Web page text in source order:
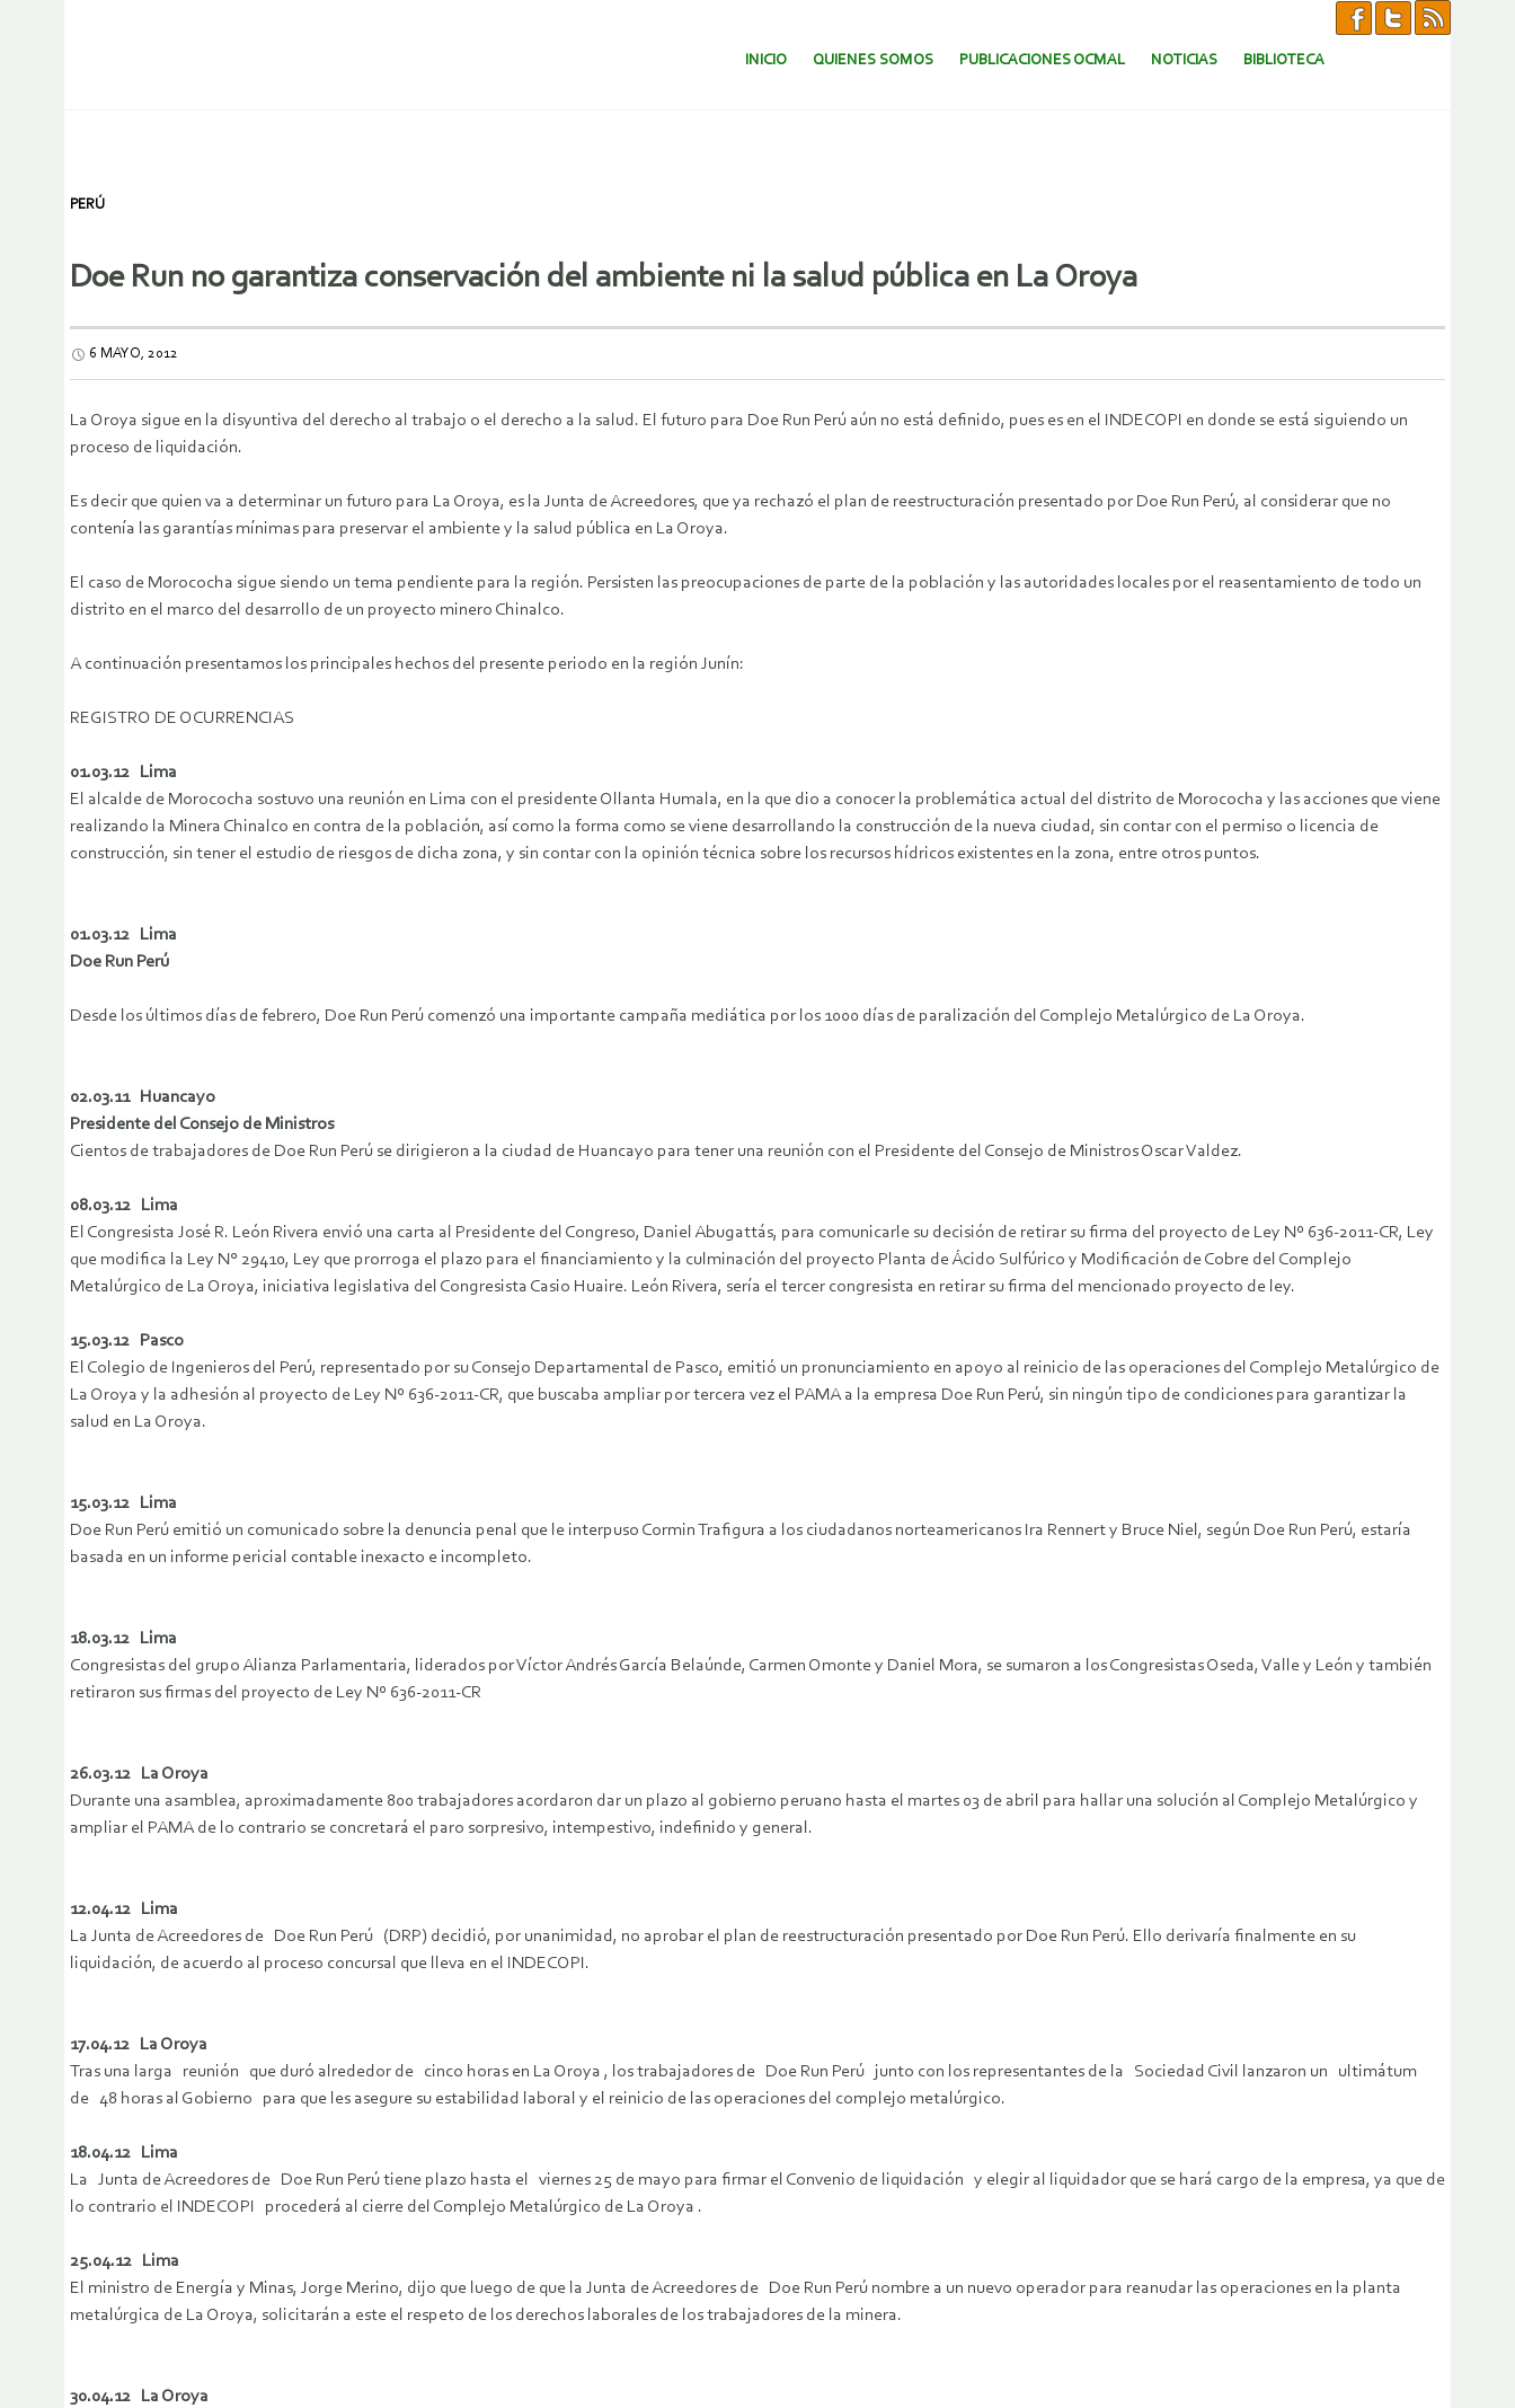
SALTAR AL CONTENIDO.
INICIO QUIENES SOMOS PUBLICACIONES OCMAL NOTICIAS BIBLIOTECA
PERÚ
Doe Run no garantiza conservación del ambiente ni la salud pública en La Oroya
6 MAYO, 2012
La Oroya sigue en la disyuntiva del derecho al trabajo o el derecho a la salud. El futuro para Doe Run Perú aún no está definido, pues es en el INDECOPI en donde se está siguiendo un
proceso de liquidación.
Es decir que quien va a determinar un futuro para La Oroya, es la Junta de Acreedores, que ya rechazó el plan de reestructuración presentado por Doe Run Perú, al considerar que no
contenía las garantías mínimas para preservar el ambiente y la salud pública en La Oroya.
El caso de Morococha sigue siendo un tema pendiente para la región. Persisten las preocupaciones de parte de la población y las autoridades locales por el reasentamiento de todo un
distrito en el marco del desarrollo de un proyecto minero Chinalco.
A continuación presentamos los principales hechos del presente periodo en la región Junín:
REGISTRO DE OCURRENCIAS
01.03.12 Lima
El alcalde de Morococha sostuvo una reunión en Lima con el presidente Ollanta Humala, en la que dio a conocer la problemática actual del distrito de Morococha y las acciones que viene
realizando la Minera Chinalco en contra de la población, así como la forma como se viene desarrollando la construcción de la nueva ciudad, sin contar con el permiso o licencia de
construcción, sin tener el estudio de riesgos de dicha zona, y sin contar con la opinión técnica sobre los recursos hídricos existentes en la zona, entre otros puntos.
01.03.12 Lima
Doe Run Perú
Desde los últimos días de febrero, Doe Run Perú comenzó una importante campaña mediática por los 1000 días de paralización del Complejo Metalúrgico de La Oroya.
02.03.11 Huancayo
Presidente del Consejo de Ministros
Cientos de trabajadores de Doe Run Perú se dirigieron a la ciudad de Huancayo para tener una reunión con el Presidente del Consejo de Ministros Oscar Valdez.
08.03.12 Lima
El Congresista José R. León Rivera envió una carta al Presidente del Congreso, Daniel Abugattás, para comunicarle su decisión de retirar su firma del proyecto de Ley Nº 636-2011-CR, Ley
que modifica la Ley N° 29410, Ley que prorroga el plazo para el financiamiento y la culminación del proyecto Planta de Ácido Sulfúrico y Modificación de Cobre del Complejo
Metalúrgico de La Oroya, iniciativa legislativa del Congresista Casio Huaire. León Rivera, sería el tercer congresista en retirar su firma del mencionado proyecto de ley.
15.03.12 Pasco
El Colegio de Ingenieros del Perú, representado por su Consejo Departamental de Pasco, emitió un pronunciamiento en apoyo al reinicio de las operaciones del Complejo Metalúrgico de
La Oroya y la adhesión al proyecto de Ley Nº 636-2011-CR, que buscaba ampliar por tercera vez el PAMA a la empresa Doe Run Perú, sin ningún tipo de condiciones para garantizar la
salud en La Oroya.
15.03.12 Lima
Doe Run Perú emitió un comunicado sobre la denuncia penal que le interpuso Cormin Trafigura a los ciudadanos norteamericanos Ira Rennert y Bruce Niel, según Doe Run Perú, estaría
basada en un informe pericial contable inexacto e incompleto.
18.03.12 Lima
Congresistas del grupo Alianza Parlamentaria, liderados por Víctor Andrés García Belaúnde, Carmen Omonte y Daniel Mora, se sumaron a los Congresistas Oseda, Valle y León y también
retiraron sus firmas del proyecto de Ley Nº 636-2011-CR
26.03.12 La Oroya
Durante una asamblea, aproximadamente 800 trabajadores acordaron dar un plazo al gobierno peruano hasta el martes 03 de abril para hallar una solución al Complejo Metalúrgico y
ampliar el PAMA de lo contrario se concretará el paro sorpresivo, intempestivo, indefinido y general.
12.04.12 Lima
La Junta de Acreedores de Doe Run Perú (DRP) decidió, por unanimidad, no aprobar el plan de reestructuración presentado por Doe Run Perú. Ello derivaría finalmente en su
liquidación, de acuerdo al proceso concursal que lleva en el INDECOPI.
17.04.12 La Oroya
Tras una larga reunión que duró alrededor de cinco horas en La Oroya , los trabajadores de Doe Run Perú junto con los representantes de la Sociedad Civil lanzaron un ultimátum
de 48 horas al Gobierno para que les asegure su estabilidad laboral y el reinicio de las operaciones del complejo metalúrgico.
18.04.12 Lima
La Junta de Acreedores de Doe Run Perú tiene plazo hasta el viernes 25 de mayo para firmar el Convenio de liquidación y elegir al liquidador que se hará cargo de la empresa, ya que de
lo contrario el INDECOPI procederá al cierre del Complejo Metalúrgico de La Oroya .
25.04.12 Lima
El ministro de Energía y Minas, Jorge Merino, dijo que luego de que la Junta de Acreedores de Doe Run Perú nombre a un nuevo operador para reanudar las operaciones en la planta
metalúrgica de La Oroya, solicitarán a este el respeto de los derechos laborales de los trabajadores de la minera.
30.04.12 La Oroya